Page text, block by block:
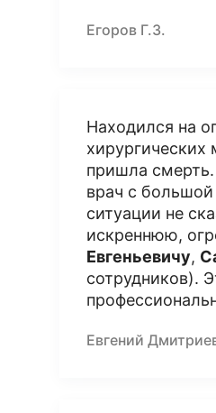
Егоров Г.З.
Находился на
пришла
врач с большой
ситуации не
искреннюю,
Евгеньевичу,
сотрудников).
Евгений